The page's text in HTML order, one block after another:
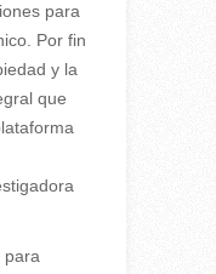
para
Por fin
y la
que
para